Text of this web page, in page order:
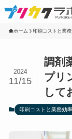
ホーム 印刷コストと業
調剤
プリ
して
2024
11/15
印刷コストと業務効率